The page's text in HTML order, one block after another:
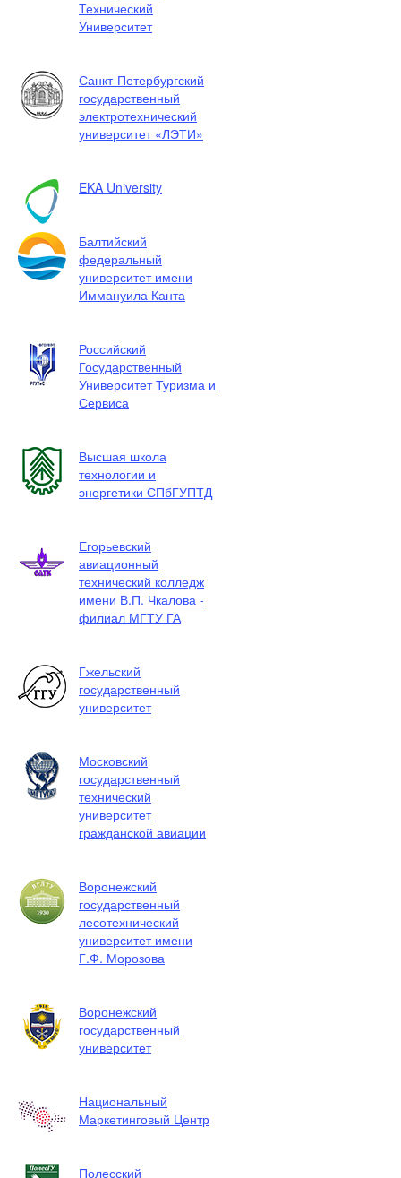
Технический
Университет
Санкт-Петербургский
государственный
электротехнический
университет «ЛЭТИ»
EKA University
Балтийский
федеральный
университет имени
Иммануила Канта
Российский
Государственный
Университет Туризма и
Сервиса
Высшая школа
технологии и
энергетики СПбГУПТД
Егорьевский
авиационный
технический колледж
имени В.П. Чкалова -
филиал МГТУ ГА
Гжельский
государственный
университет
Московский
государственный
технический
университет
гражданской авиации
Воронежский
государственный
лесотехнический
университет имени
Г.Ф. Морозова
Воронежский
государственный
университет
Национальный
Маркетинговый Центр
Полесский